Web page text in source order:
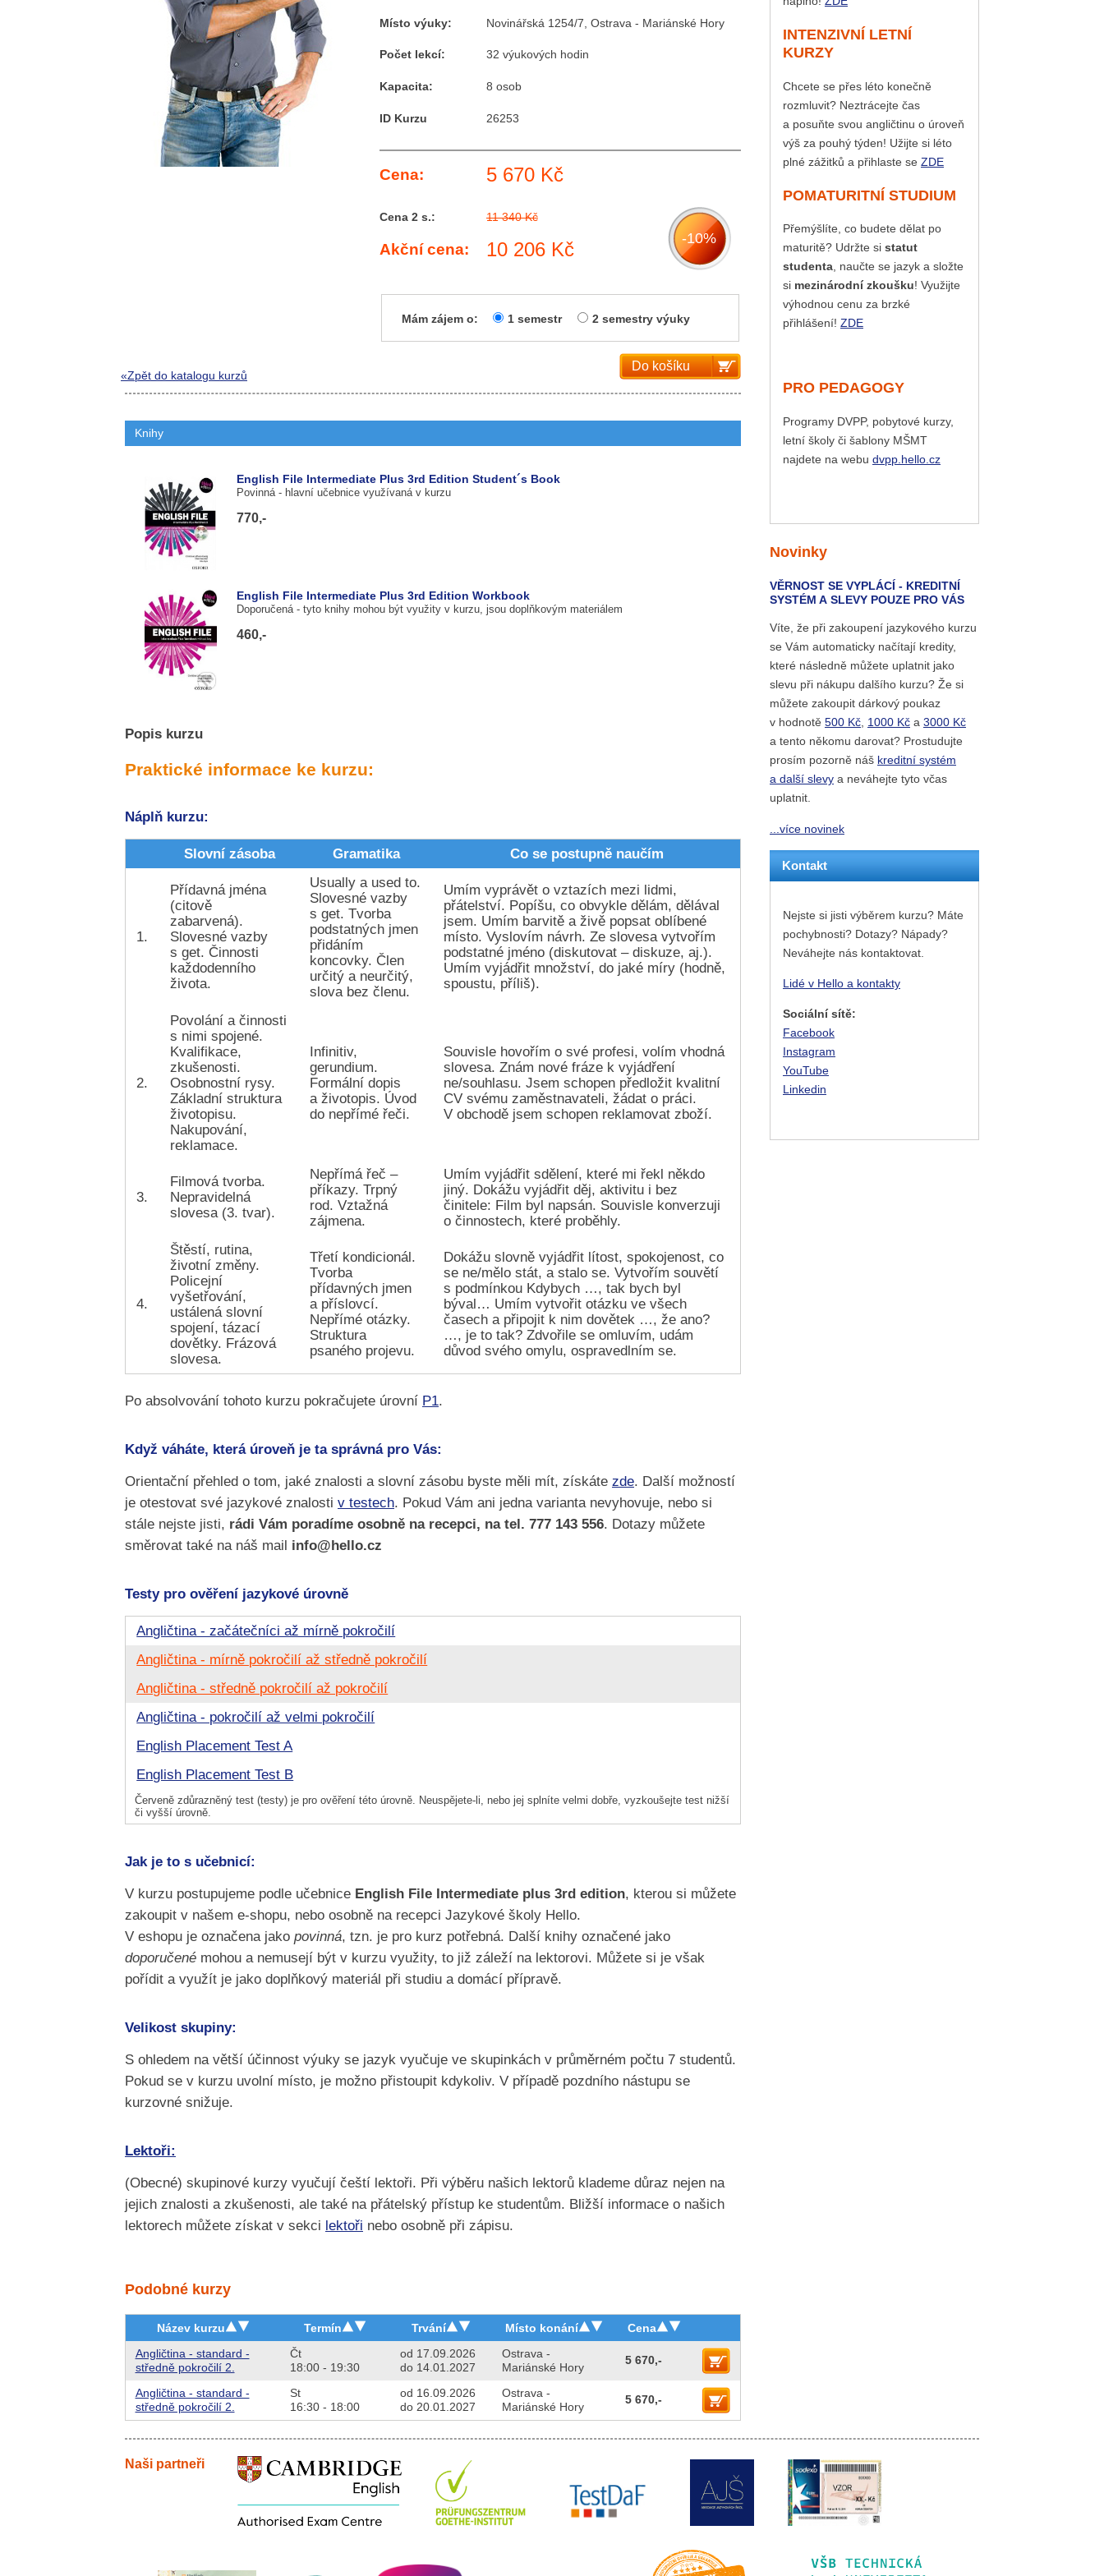
Místo výuky: Novinářská 1254/7, Ostrava - Mariánské Hory
Počet lekcí: 32 výukových hodin
Kapacita: 8 osob
ID Kurzu 26253
Cena: 5 670 Kč
-10%
Cena 2 s.: 11 340 Kč
Akční cena: 10 206 Kč
Mám zájem o: 1 semestr 2 semestry výuky
«Zpět do katalogu kurzů
Do košíku
Knihy
English File Intermediate Plus 3rd Edition Student´s Book
Povinná - hlavní učebnice využívaná v kurzu
770,-
English File Intermediate Plus 3rd Edition Workbook
Doporučená - tyto knihy mohou být využity v kurzu, jsou doplňkovým materiálem
460,-
Popis kurzu
Praktické informace ke kurzu:
Náplň kurzu:
Slovní zásoba Gramatika Co se postupně naučím
1.
Přídavná jména
(citově
zabarvená).
Slovesné vazby
s get. Činnosti
každodenního
života.
Usually a used to.
Slovesné vazby
s get. Tvorba
podstatných jmen
přidáním
koncovky. Člen
určitý a neurčitý,
slova bez členu.
Umím vyprávět o vztazích mezi lidmi,
přátelství. Popíšu, co obvykle dělám, dělával
jsem. Umím barvitě a živě popsat oblíbené
místo. Vyslovím návrh. Ze slovesa vytvořím
podstatné jméno (diskutovat – diskuze, aj.).
Umím vyjádřit množství, do jaké míry (hodně,
spoustu, příliš).
2.
Povolání a činnosti
s nimi spojené.
Kvalifikace,
zkušenosti.
Osobnostní rysy.
Základní struktura
životopisu.
Nakupování,
reklamace.
Infinitiv,
gerundium.
Formální dopis
a životopis. Úvod
do nepřímé řeči.
Souvisle hovořím o své profesi, volím vhodná
slovesa. Znám nové fráze k vyjádření
ne/souhlasu. Jsem schopen předložit kvalitní
CV svému zaměstnavateli, žádat o práci.
V obchodě jsem schopen reklamovat zboží.
3.
Filmová tvorba.
Nepravidelná
slovesa (3. tvar).
Nepřímá řeč –
příkazy. Trpný
rod. Vztažná
zájmena.
Umím vyjádřit sdělení, které mi řekl někdo
jiný. Dokážu vyjádřit děj, aktivitu i bez
činitele: Film byl napsán. Souvisle konverzuji
o činnostech, které proběhly.
4.
Štěstí, rutina,
životní změny.
Policejní
vyšetřování,
ustálená slovní
spojení, tázací
dovětky. Frázová
slovesa.
Třetí kondicionál.
Tvorba
přídavných jmen
a příslovcí.
Nepřímé otázky.
Struktura
psaného projevu.
Dokážu slovně vyjádřit lítost, spokojenost, co
se ne/mělo stát, a stalo se. Vytvořím souvětí
s podmínkou Kdybych …, tak bych byl
býval… Umím vytvořit otázku ve všech
časech a připojit k nim dovětek …, že ano?
…, je to tak? Zdvořile se omluvím, udám
důvod svého omylu, ospravedlním se.
Po absolvování tohoto kurzu pokračujete úrovní P1.
Když váháte, která úroveň je ta správná pro Vás:
Orientační přehled o tom, jaké znalosti a slovní zásobu byste měli mít, získáte zde. Další možností
je otestovat své jazykové znalosti v testech. Pokud Vám ani jedna varianta nevyhovuje, nebo si
stále nejste jisti, rádi Vám poradíme osobně na recepci, na tel. 777 143 556. Dotazy můžete
směrovat také na náš mail info@hello.cz
Testy pro ověření jazykové úrovně
Angličtina - začátečníci až mírně pokročilí
Angličtina - mírně pokročilí až středně pokročilí
Angličtina - středně pokročilí až pokročilí
Angličtina - pokročilí až velmi pokročilí
English Placement Test A
English Placement Test B
Červeně zdůrazněný test (testy) je pro ověření této úrovně. Neuspějete-li, nebo jej splníte velmi dobře, vyzkoušejte test nižší
či vyšší úrovně.
Jak je to s učebnicí:
V kurzu postupujeme podle učebnice English File Intermediate plus 3rd edition, kterou si můžete
zakoupit v našem e-shopu, nebo osobně na recepci Jazykové školy Hello.
V eshopu je označena jako povinná, tzn. je pro kurz potřebná. Další knihy označené jako
doporučené mohou a nemusejí být v kurzu využity, to již záleží na lektorovi. Můžete si je však
pořídit a využít je jako doplňkový materiál při studiu a domácí přípravě.
Velikost skupiny:
S ohledem na větší účinnost výuky se jazyk vyučuje ve skupinkách v průměrném počtu 7 studentů.
Pokud se v kurzu uvolní místo, je možno přistoupit kdykoliv. V případě pozdního nástupu se
kurzovné snižuje.
Lektoři:
(Obecné) skupinové kurzy vyučují čeští lektoři. Při výběru našich lektorů klademe důraz nejen na
jejich znalosti a zkušenosti, ale také na přátelský přístup ke studentům. Bližší informace o našich
lektorech můžete získat v sekci lektoři nebo osobně při zápisu.
Podobné kurzy
Název kurzu Termín Trvání Místo konání
Cena
Angličtina - standard -
středně pokročilí 2.
Čt
18:00 - 19:30
od 17.09.2026
do 14.01.2027
Ostrava -
Mariánské Hory
5 670,-
Angličtina - standard -
středně pokročilí 2.
St
16:30 - 18:00
od 16.09.2026
do 20.01.2027
Ostrava -
Mariánské Hory
5 670,-
INTENZIVNÍ LETNÍ
KURZY
Chcete se přes léto konečně
rozmluvit? Neztrácejte čas
a posuňte svou angličtinu o úroveň
výš za pouhý týden! Užijte si léto
plné zážitků a přihlaste se ZDE
POMATURITNÍ STUDIUM
Přemýšlíte, co budete dělat po
maturitě? Udržte si statut
studenta, naučte se jazyk a složte
si mezinárodní zkoušku! Využijte
výhodnou cenu za brzké
přihlášení! ZDE
PRO PEDAGOGY
Programy DVPP, pobytové kurzy,
letní školy či šablony MŠMT
najdete na webu dvpp.hello.cz
Novinky
VĚRNOST SE VYPLÁCÍ - KREDITNÍ
SYSTÉM A SLEVY POUZE PRO VÁS
Víte, že při zakoupení jazykového kurzu
se Vám automaticky načítají kredity,
které následně můžete uplatnit jako
slevu při nákupu dalšího kurzu? Že si
můžete zakoupit dárkový poukaz
v hodnotě 500 Kč, 1000 Kč a 3000 Kč
a tento někomu darovat? Prostudujte
prosím pozorně náš kreditní systém
a další slevy a neváhejte tyto včas
uplatnit.
...více novinek
Kontakt
Nejste si jisti výběrem kurzu? Máte
pochybnosti? Dotazy? Nápady?
Neváhejte nás kontaktovat.
Lidé v Hello a kontakty
Sociální sítě:
Facebook
Instagram
YouTube
Linkedin
Naši partneři